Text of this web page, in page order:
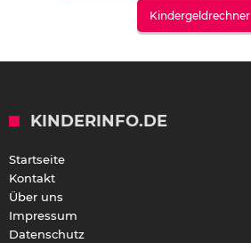
Kindergeldrechner
KINDERINFO.DE
Startseite
Kontakt
Über uns
Impressum
Datenschutz